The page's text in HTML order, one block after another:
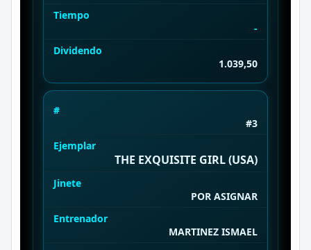
Tiempo
-
Dividendo
1.039,50
#
#3
Ejemplar
THE EXQUISITE GIRL (USA)
Jinete
POR ASIGNAR
Entrenador
MARTINEZ ISMAEL